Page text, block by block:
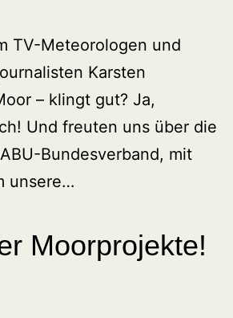
TV-Meteorologen und
Karsten
– klingt gut? Ja,
Und freuten uns über die
Bundesverband, mit
unsere…
Moorprojekte!